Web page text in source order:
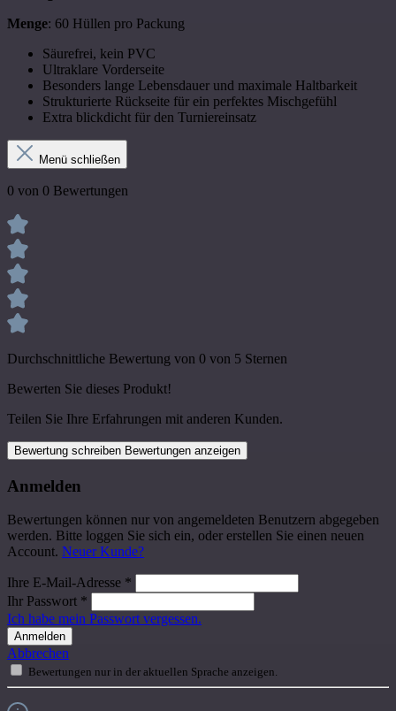
Menge: 60 Hüllen pro Packung
Säurefrei, kein PVC
Ultraklare Vorderseite
Besonders lange Lebensdauer und maximale Haltbarkeit
Strukturierte Rückseite für ein perfektes Mischgefühl
Extra blickdicht für den Turniereinsatz
Menü schließen
0 von 0 Bewertungen
Durchschnittliche Bewertung von 0 von 5 Sternen
Bewerten Sie dieses Produkt!
Teilen Sie Ihre Erfahrungen mit anderen Kunden.
Bewertung schreiben Bewertungen anzeigen
Anmelden
Bewertungen können nur von angemeldeten Benutzern abgegeben
werden. Bitte loggen Sie sich ein, oder erstellen Sie einen neuen
Account. Neuer Kunde?
Ihre E-Mail-Adresse *
Ihr Passwort *
Ich habe mein Passwort vergessen.
Anmelden
Abbrechen
Bewertungen nur in der aktuellen Sprache anzeigen.